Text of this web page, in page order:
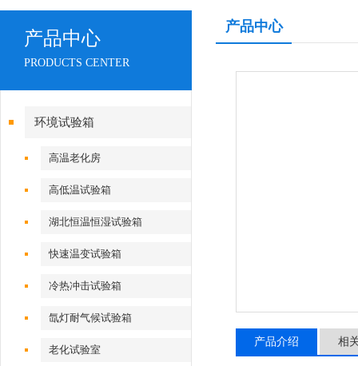
产品中心
PRODUCTS CENTER
环境试验箱
高温老化房
高低温试验箱
湖北恒温恒湿试验箱
快速温变试验箱
冷热冲击试验箱
氙灯耐气候试验箱
老化试验室
产品中心
产品介绍 相